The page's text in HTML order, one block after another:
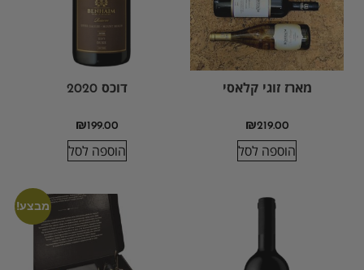
מארז זוגי קלאסי
₪219.00
הוספה לסל
דוכס 2020
₪199.00
הוספה לסל
מבצע!